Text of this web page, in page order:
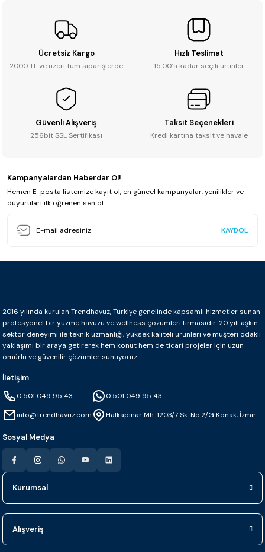
Ücretsiz Kargo
2000 TL ve üzeri tüm siparişlerde
Hızlı Teslimat
15:00’a kadar seçili ürünler
Güvenli Alışveriş
256bit SSL Sertifikası
Taksit Seçenekleri
Kredi kartına taksit ve havale
Kampanyalardan Haberdar Ol!
Hemen E-posta listemize kayıt ol, en güncel kampanyalar, yenilikler ve
duyuruları ilk öğrenen sen ol.
KAYDOL
2016 yılında kurulan Trendhavuz, Türkiye genelinde kapsamlı hizmetler sunan
profesyonel bir yüzme havuzu ve wellness çözümleri firmasıdır. 20 yılı aşkın
sektör deneyimi ile teknik uzmanlığı, yüksek kaliteli ürünleri ve müşteri odaklı
yaklaşımı bir araya getirerek hem konut hem de ticari projeler için uzun
ömürlü ve güvenilir çözümler sunuyoruz.
İletişim
0 501 049 95 43
info@trendhavuz.com
0 501 049 95 43
Halkapınar Mh. 1203/7 Sk. No:2/G Konak, İzmir
Sosyal Medya
Kurumsal
Alışveriş